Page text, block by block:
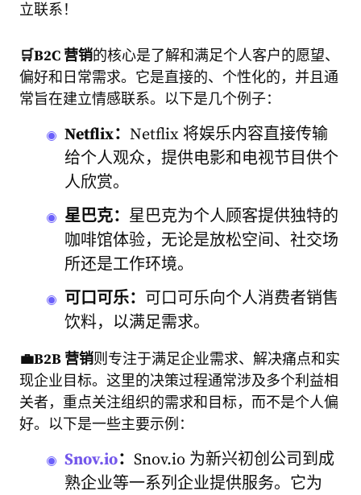
立联系！
🛒B2C 营销的核心是了解和满足个人客户的愿望、
偏好和日常需求。它是直接的、个性化的，并且通
常旨在建立情感联系。以下是几个例子：
Netflix： Netflix 将娱乐内容直接传输
给个人观众，提供电影和电视节目供个
人欣赏。
星巴克： 星巴克为个人顾客提供独特的
咖啡馆体验，无论是放松空间、社交场
所还是工作环境。
可口可乐： 可口可乐向个人消费者销售
饮料，以满足需求。
💼B2B 营销则专注于满足企业需求、解决痛点和实
现企业目标。这里的决策过程通常涉及多个利益相
关者，重点关注组织的需求和目标，而不是个人偏
好。以下是一些主要示例：
Snov.io： Snov.io 为新兴初创公司到成
熟企业等一系列企业提供服务。 它为